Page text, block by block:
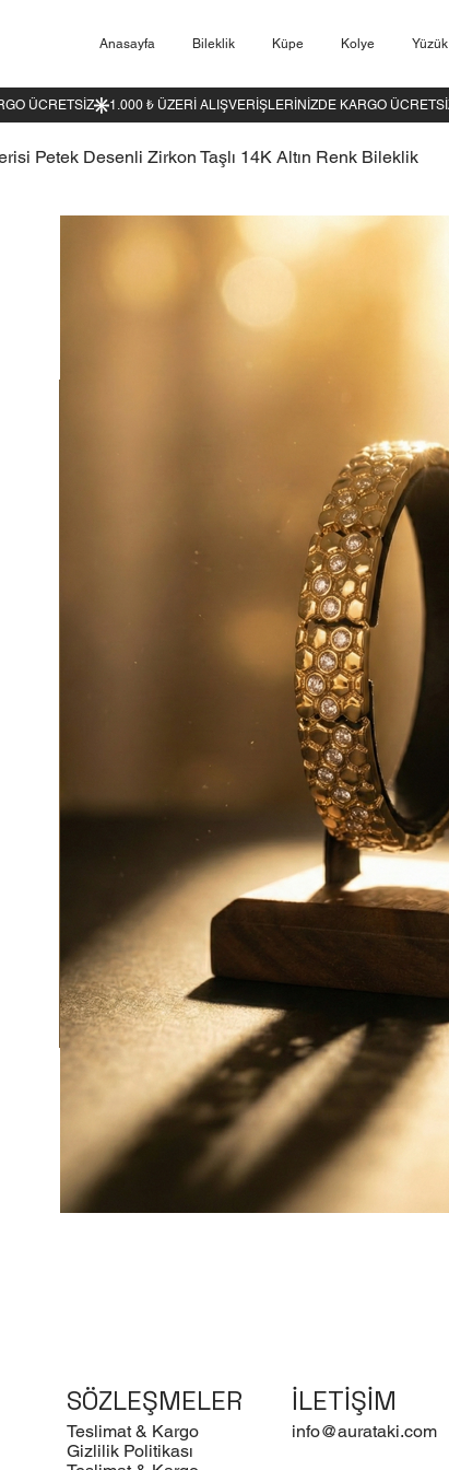
Anasayfa Bileklik Küpe Kolye Yüzük
Petek Desenli Zirkon Taşlı 14K Altın Renk Bileklik
ÜCRETSIZ
SÖZLEŞMELER
Teslimat & Kargo
Gizlilik Politikası
İLETİŞİM
info@aurataki.com